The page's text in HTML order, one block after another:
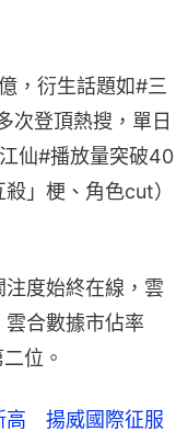
，衍生話題如#三
次登頂熱搜，單日
仙#播放量突破40
」梗、角色cut）
度始終在線，雲
合數據市佔率
位。
高 揚威國際征服